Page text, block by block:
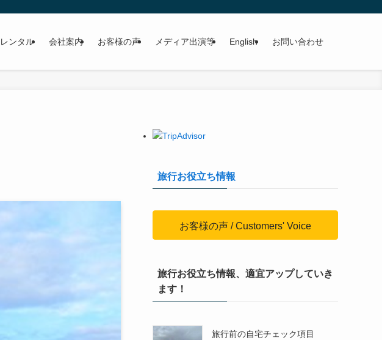
ンタル 会社案内 お客様の声 メディア出演等 English お問い合わせ
旅行お役立ち情報
お客様の声 / Customers' Voice
旅行お役立ち情報、適宜アップしていき
ます！
旅行前の自宅チェック項目